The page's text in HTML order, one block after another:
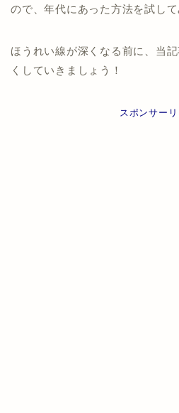
ので、年代にあった方法を試して
ほうれい線が深くなる前に、当
くしていきましょう！
スポンサーリ